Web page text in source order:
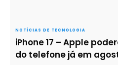
NOTÍCIAS DE TECNOLOGIA
iPhone 17 – Apple
do telefone já em